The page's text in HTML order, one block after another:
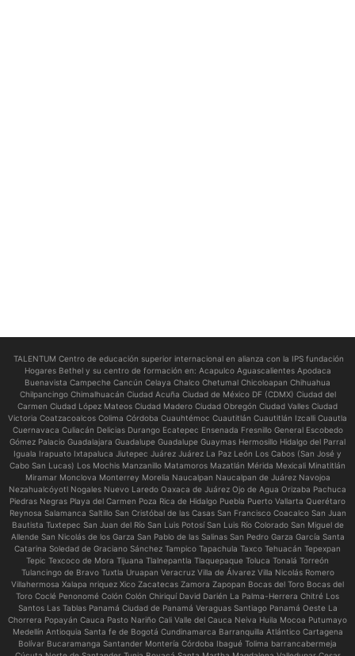
TALENTUM Centro de educación superior internacional en alianza con la IPS fundación
Hogares Bethel y su centro de formación en: Acapulco Aguascalientes Apodaca
Buenavista Campeche Cancún Celaya Chalco Chetumal Chicoloapan Chihuahua
Chilpancingo Chimalhuacán Ciudad Acuña Ciudad de México DF (CDMX) Ciudad del
Carmen Ciudad López Mateos Ciudad Madero Ciudad Obregón Ciudad Valles Ciudad
Victoria Coatzacoalcos Colima Córdoba Cuauhtémoc Cuautitlán Cuautitlán Izcalli Cuautla
Cuernavaca Culiacán Delicias Durango Ecatepec Ensenada Fresnillo General Escobedo
Gómez Palacio Guadalajara Guadalupe Guadalupe Guaymas Hermosillo Hidalgo del Parral
Iguala Irapuato Ixtapaluca Jiutepec Juárez Juárez La Paz León Los Cabos (San José y
Cabo San Lucas) Los Mochis Manzanillo Matamoros Mazatlán Mérida Mexicali Minatitlán
Miramar Monclova Monterrey Morelia Naucalpan Naucalpan de Juárez Navojoa
Nezahualcóyotl Nogales Nuevo Laredo Oaxaca de Juárez Ojo de Agua Orizaba Pachuca
Piedras Negras Playa del Carmen Poza Rica de Hidalgo Puebla Puerto Vallarta Querétaro
Reynosa Salamanca Saltillo San Cristóbal de las Casas San Francisco Coacalco San Juan
Bautista Tuxtepec San Juan del Río San Luis Potosí San Luis Río Colorado San Miguel de
Allende San Nicolás de los Garza San Pablo de las Salinas San Pedro Garza García Santa
Catarina Soledad de Graciano Sánchez Tampico Tapachula Taxco Tehuacán Tepexpan
Tepic Texcoco de Mora Tijuana Tlalnepantla Tlaquepaque Toluca Tonalá Torreón
Tulancingo de Bravo Tuxtla Uruapan Veracruz Villa de Álvarez Villa Nicolás Romero
Villahermosa Xalapa nriquez Xico Zacatecas Zamora Zapopan Bocas del Toro Bocas del
Toro Coclé Penonomé Colón Colón Chiriquí David Darién La Palma-Herrera Chitré Los
Santos Las Tablas Panamá Ciudad de Panamá Veraguas Santiago Panamá Oeste La
Chorrera Popayán Cauca Pasto Nariño Cali Valle del Cauca Neiva Huila Mocoa Putumayo
Medellín Antioquia Santa fe de Bogotá Cundinamarca Barranquilla Atlántico Cartagena
Bolívar Bucaramanga Santander Montería Córdoba Ibagué Tolima barrancabermeja